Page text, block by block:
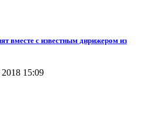
вместе с известным дирижером из
2018 15:09